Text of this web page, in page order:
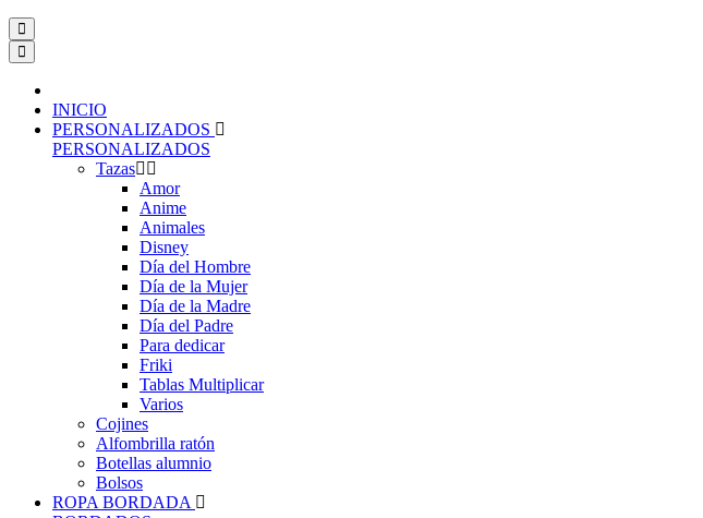
INICIO
PERSONALIZADOS
PERSONALIZADOS
Tazas
Amor
Anime
Animales
Disney
Día del Hombre
Día de la Mujer
Día de la Madre
Día del Padre
Para dedicar
Friki
Tablas Multiplicar
Varios
Cojines
Alfombrilla ratón
Botellas alumnio
Bolsos
ROPA BORDADA